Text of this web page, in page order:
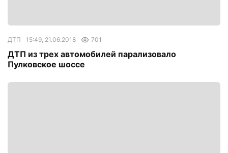
ДТП 15:49, 21.06.2018 701
ДТП из трех автомобилей парализовало
Пулковское шоссе